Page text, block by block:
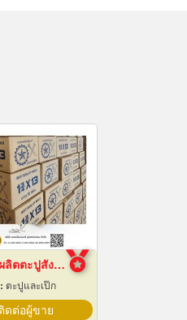
โรงงานผลิตตะปูสังกะสี
ตะปูและเป๊ก
ดต่อผู้ขาย